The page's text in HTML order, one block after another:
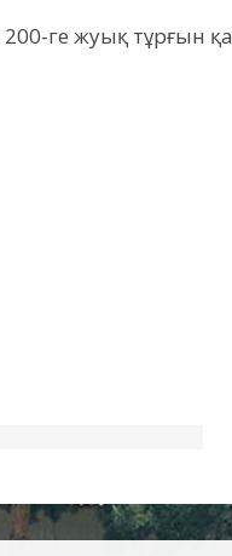
ге жуық тұрғын